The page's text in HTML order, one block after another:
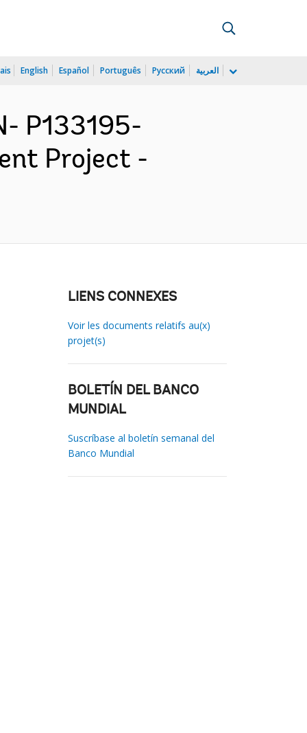
English Español Português Русский العربية
P133195-
Project -
LIENS CONNEXES
Voir les documents relatifs au(x)
projet(s)
BOLETÍN DEL BANCO
MUNDIAL
Suscríbase al boletín semanal del
Banco Mundial